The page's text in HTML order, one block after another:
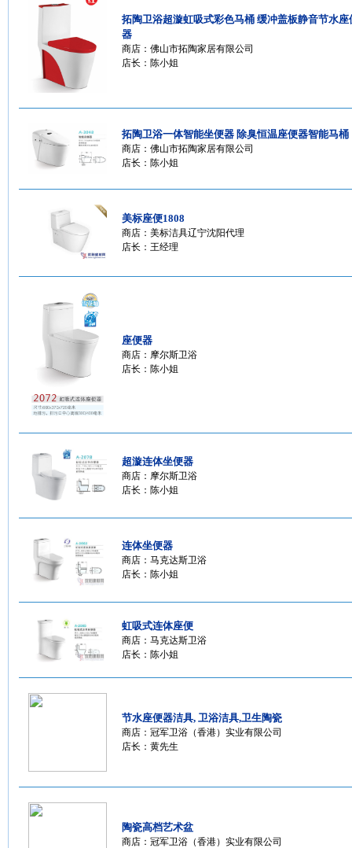
拓陶卫浴超漩虹吸式彩色马桶 缓冲盖板静音节水座
器
商店： 佛山市拓陶家居有限公司
店长：陈小姐
拓陶卫浴一体智能坐便器 除臭恒温座便器智能马桶
商店： 佛山市拓陶家居有限公司
店长：陈小姐
美标座便1808
商店： 美标洁具辽宁沈阳代理
店长：王经理
座便器
商店： 摩尔斯卫浴
店长：陈小姐
超漩连体坐便器
商店： 摩尔斯卫浴
店长：陈小姐
连体坐便器
商店： 马克达斯卫浴
店长：陈小姐
虹吸式连体座便
商店： 马克达斯卫浴
店长：陈小姐
节水座便器洁具, 卫浴洁具,卫生陶瓷
商店： 冠军卫浴（香港）实业有限公司
店长：黄先生
陶瓷高档艺术盆
商店： 冠军卫浴（香港）实业有限公司